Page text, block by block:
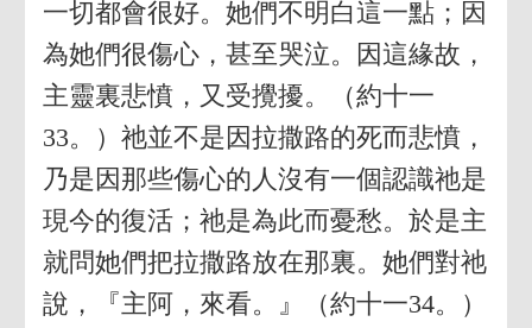
一切都會很好。她們不明白這一點；因
為她們很傷心，甚至哭泣。因這緣故，
主靈裏悲憤，又受攪擾。（約十一
33。）祂並不是因拉撒路的死而悲憤，
乃是因那些傷心的人沒有一個認識祂是
現今的復活；祂是為此而憂愁。於是主
就問她們把拉撒路放在那裏。她們對祂
說，『主阿，來看。』（約十一34。）